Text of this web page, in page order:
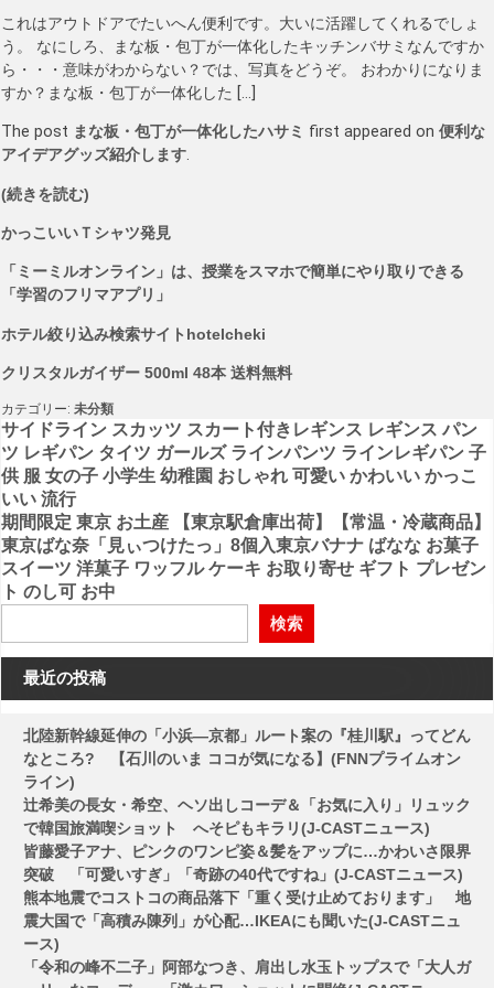
これはアウトドアでたいへん便利です。大いに活躍してくれるでしょ
う。 なにしろ、まな板・包丁が一体化したキッチンバサミなんですか
ら・・・意味がわからない？では、写真をどうぞ。 おわかりになりま
すか？まな板・包丁が一体化した […]
The post まな板・包丁が一体化したハサミ first appeared on 便利な
アイデアグッズ紹介します.
(続きを読む)
かっこいいＴシャツ発見
「ミーミルオンライン」は、授業をスマホで簡単にやり取りできる
「学習のフリマアプリ」
ホテル絞り込み検索サイトhotelcheki
クリスタルガイザー 500ml 48本 送料無料
カテゴリー: 未分類
投
稿
ナ
ビ
ゲ
ー
シ
ョ
サイドライン スカッツ スカート付きレギンス レギンス パン
ツ レギパン タイツ ガールズ ラインパンツ ラインレギパン 子
供 服 女の子 小学生 幼稚園 おしゃれ 可愛い かわいい かっこ
いい 流行
期間限定 東京 お土産 【東京駅倉庫出荷】【常温・冷蔵商品】
東京ばな奈「見ぃつけたっ」8個入東京バナナ ばなな お菓子
スイーツ 洋菓子 ワッフル ケーキ お取り寄せ ギフト プレゼン
ト のし可 お中
検索
最近の投稿
北陸新幹線延伸の「小浜―京都」ルート案の『桂川駅』ってどん
なところ? 【石川のいま ココが気になる】(FNNプライムオン
ライン)
辻希美の長女・希空、ヘソ出しコーデ＆「お気に入り」リュック
で韓国旅満喫ショット へそピもキラリ(J-CASTニュース)
皆藤愛子アナ、ピンクのワンピ姿＆髪をアップに…かわいさ限界
突破 「可愛いすぎ」「奇跡の40代ですね」(J-CASTニュース)
熊本地震でコストコの商品落下「重く受け止めております」 地
震大国で「高積み陳列」が心配…IKEAにも聞いた(J-CASTニュ
ース)
「令和の峰不二子」阿部なつき、肩出し水玉トップスで「大人ガ